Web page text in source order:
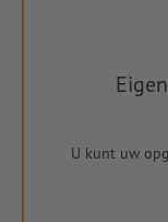
U kunt uw